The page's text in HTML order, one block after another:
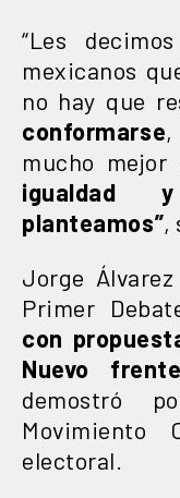
“Les
mexicanos
no hay que
conformarse
mucho
igualdad
planteamos”,
Jorge
Primer
con
Nuevo
demostró
Movimiento
electoral.